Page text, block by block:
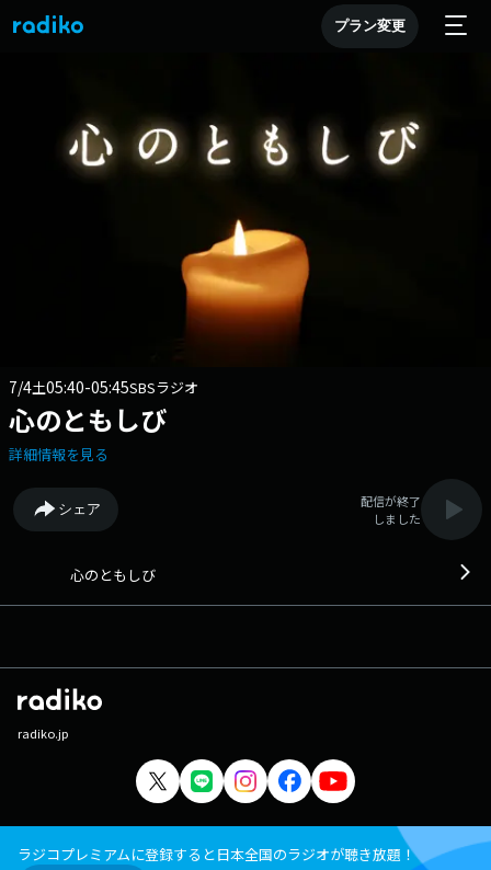
プラン変更
7/4土05:40-05:45SBSラジオ
心のともしび
詳細情報を見る
シェア
配信が終了
しました
心のともしび
radiko.jp
ラジコプレミアムに登録すると日本全国のラジオが聴き放題！